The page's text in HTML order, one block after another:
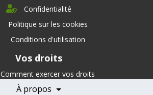
Confidentialité
Politique sur les cookies
Conditions d'utilisation
Vos droits
Comment exercer vos droits
À propos
Direction
Nutrition